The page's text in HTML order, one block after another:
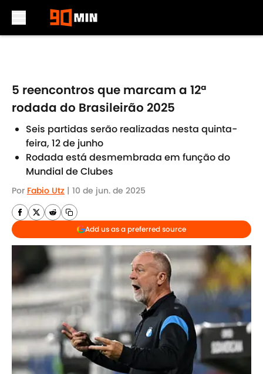
5 reencontros que marcam a 12ª
rodada do Brasileirão 2025
Seis partidas serão realizadas nesta quinta-
feira, 12 de junho
Rodada está desmembrada em função do
Mundial de Clubes
Por Fabio Utz | 10 de jun. de 2025
Add us as a preferred source